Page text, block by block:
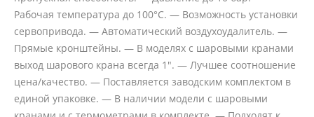
Рабочая температура до 100°С. — Возможность установки
сервопривода. — Автоматический воздухоудалитель. —
Прямые кронштейны. — В моделях с шаровыми кранами
выход шарового крана всегда 1". — Лучшее соотношение
цена/качество. — Поставляется заводским комплектом в
единой упаковке. — В наличии модели с шаровыми